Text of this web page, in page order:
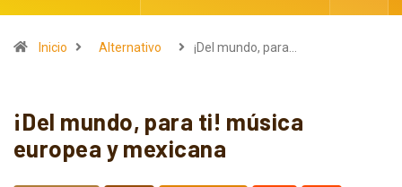
Inicio Alternativo ¡Del mundo, para…
¡Del mundo, para ti! música
europea y mexicana